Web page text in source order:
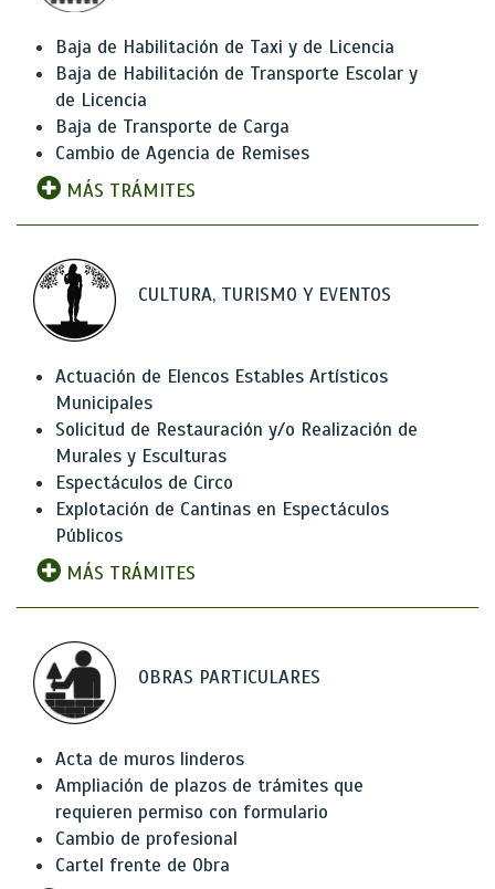
Baja de Habilitación de Taxi y de Licencia
Baja de Habilitación de Transporte Escolar y
de Licencia
Baja de Transporte de Carga
Cambio de Agencia de Remises
MÁS TRÁMITES
CULTURA, TURISMO Y EVENTOS
Actuación de Elencos Estables Artísticos
Municipales
Solicitud de Restauración y/o Realización de
Murales y Esculturas
Espectáculos de Circo
Explotación de Cantinas en Espectáculos
Públicos
MÁS TRÁMITES
OBRAS PARTICULARES
Acta de muros linderos
Ampliación de plazos de trámites que
requieren permiso con formulario
Cambio de profesional
Cartel frente de Obra